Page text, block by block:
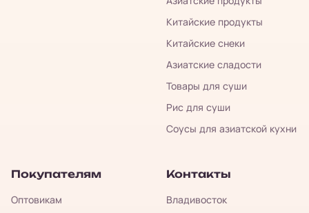
Китайские продукты
Китайские снеки
Азиатские сладости
Товары для суши
Рис для суши
Соусы для азиатской кухни
Покупателям
Оптовикам
Контакты
Владивосток